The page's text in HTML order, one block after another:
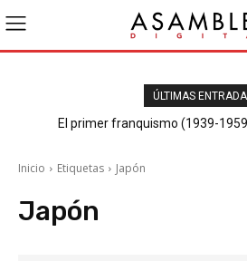
ÚLTIMAS
El primer franquismo (1939-
Inicio Etiquetas Japón
Japón